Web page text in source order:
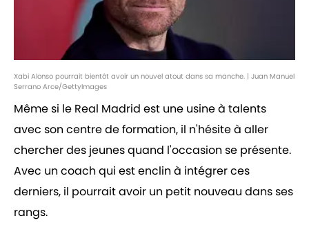
Xabi Alonso pourrait bientôt avoir un nouvel atout dans sa manche. | Juan Manuel
Serrano Arce/GettyImages
Même si le Real Madrid est une usine à talents
avec son centre de formation, il n'hésite à aller
chercher des jeunes quand l'occasion se présente.
Avec un coach qui est enclin à intégrer ces
derniers, il pourrait avoir un petit nouveau dans ses
rangs.